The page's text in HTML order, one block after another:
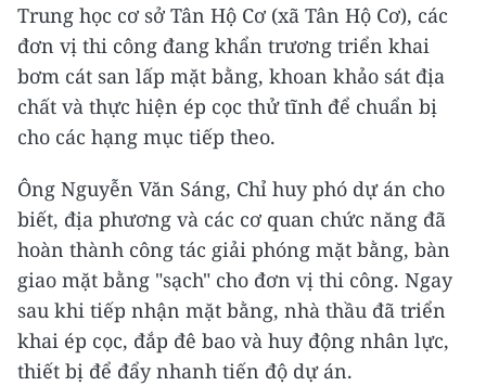
Trung học cơ sở Tân Hộ Cơ (xã Tân Hộ Cơ), các
đơn vị thi công đang khẩn trương triển khai
bơm cát san lấp mặt bằng, khoan khảo sát địa
chất và thực hiện ép cọc thử tĩnh để chuẩn bị
cho các hạng mục tiếp theo.
Ông Nguyễn Văn Sáng, Chỉ huy phó dự án cho
biết, địa phương và các cơ quan chức năng đã
hoàn thành công tác giải phóng mặt bằng, bàn
giao mặt bằng "sạch" cho đơn vị thi công. Ngay
sau khi tiếp nhận mặt bằng, nhà thầu đã triển
khai ép cọc, đắp đê bao và huy động nhân lực,
thiết bị để đẩy nhanh tiến độ dự án.